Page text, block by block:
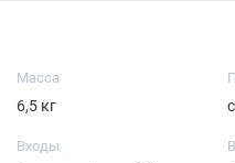
Масса
6,5 кг
Входы